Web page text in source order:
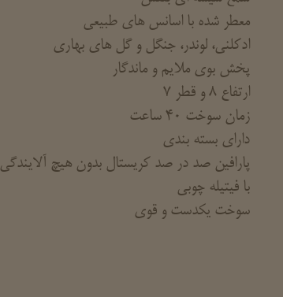
معطر شده با اسانس های طبیعی
ادکلنی، لوندر، جنگل و گل های بهاری
پخش بوی ملایم و ماندگار
ارتفاع 8 و قطر 7
زمان سوخت 40 ساعت
دارای بسته بندی
پارافین صد در صد کریستال بدون هیچ آلایندگی
با فیتیله چوبی
سوخت یکدست و قوی